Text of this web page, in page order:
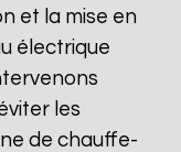
et la mise en
électrique
les
de chauffe-